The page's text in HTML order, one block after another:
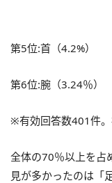
第5位:首（4.2%）
第6位:腕（3.24％）
※有効回答数401件
全体の70％以上を占
見が多かったのは「